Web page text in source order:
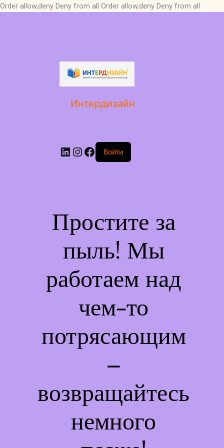
Order allow,deny Deny from all Order allow,deny Deny from all
Интердизайн
LinkedIn
Instagram
Facebook
Войти
Простите за
пыль! Мы
работаем над
чем-то
потрясающим
–
возвращайтесь
немного